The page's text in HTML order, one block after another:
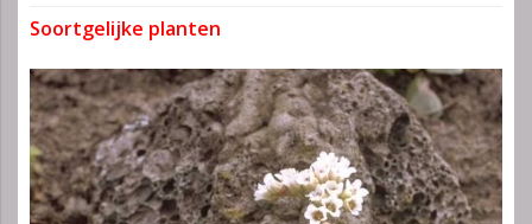
Soortgelijke planten